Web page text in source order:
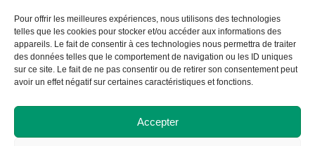
Pour offrir les meilleures expériences, nous utilisons des technologies
telles que les cookies pour stocker et/ou accéder aux informations des
appareils. Le fait de consentir à ces technologies nous permettra de traiter
des données telles que le comportement de navigation ou les ID uniques
sur ce site. Le fait de ne pas consentir ou de retirer son consentement peut
avoir un effet négatif sur certaines caractéristiques et fonctions.
Accepter
© Tous droits réservés Cégep de St-Félicien // Conception Web
Accessibilité